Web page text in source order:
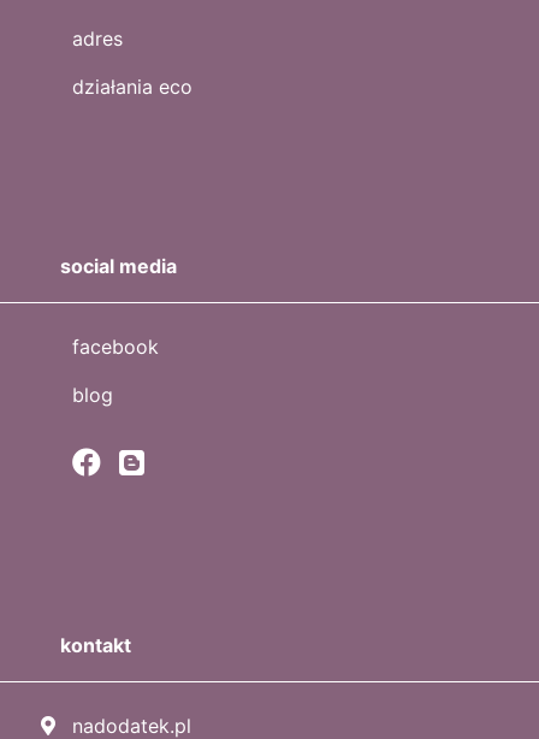
adres
działania eco
social media
facebook
blog
kontakt
nadodatek.pl